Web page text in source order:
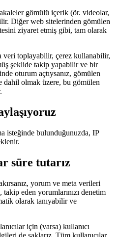
gömülü içerik (ör. videolar,
Diğer web sitelerinden gömülen
ziyaret etmiş gibi, tam olarak
veri toplayabilir, çerez kullanabilir,
şeklide takip yapabilir ve bir
oturum açtıysanız, gömülen
olmak üzere, bu gömülen
isteğinde bulunduğunuzda, IP
süre tutarız
yorum ve meta verileri
eden yorumlarınızı denetim
olarak tanıyabilir ve
için (varsa) kullanıcı
de saklarız. Tüm kullanıcılar